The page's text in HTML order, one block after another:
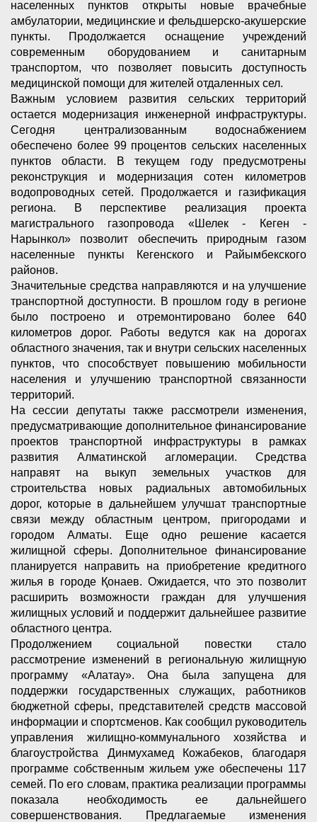
населенных пунктов открыты новые врачебные
амбулатории, медицинские и фельдшерско-акушерские
пункты. Продолжается оснащение учреждений
современным оборудованием и санитарным
транспортом, что позволяет повысить доступность
медицинской помощи для жителей отдаленных сел.
Важным условием развития сельских территорий
остается модернизация инженерной инфраструктуры.
Сегодня централизованным водоснабжением
обеспечено более 99 процентов сельских населенных
пунктов области. В текущем году предусмотрены
реконструкция и модернизация сотен километров
водопроводных сетей. Продолжается и газификация
региона. В перспективе реализация проекта
магистрального газопровода «Шелек - Кеген -
Нарынкол» позволит обеспечить природным газом
населенные пункты Кегенского и Райымбекского
районов.
Значительные средства направляются и на улучшение
транспортной доступности. В прошлом году в регионе
было построено и отремонтировано более 640
километров дорог. Работы ведутся как на дорогах
областного значения, так и внутри сельских населенных
пунктов, что способствует повышению мобильности
населения и улучшению транспортной связанности
территорий.
На сессии депутаты также рассмотрели изменения,
предусматривающие дополнительное финансирование
проектов транспортной инфраструктуры в рамках
развития Алматинской агломерации. Средства
направят на выкуп земельных участков для
строительства новых радиальных автомобильных
дорог, которые в дальнейшем улучшат транспортные
связи между областным центром, пригородами и
городом Алматы. Еще одно решение касается
жилищной сферы. Дополнительное финансирование
планируется направить на приобретение кредитного
жилья в городе Қонаев. Ожидается, что это позволит
расширить возможности граждан для улучшения
жилищных условий и поддержит дальнейшее развитие
областного центра.
Продолжением социальной повестки стало
рассмотрение изменений в региональную жилищную
программу «Алатау». Она была запущена для
поддержки государственных служащих, работников
бюджетной сферы, представителей средств массовой
информации и спортсменов. Как сообщил руководитель
управления жилищно-коммунального хозяйства и
благоустройства Динмухамед Кожабеков, благодаря
программе собственным жильем уже обеспечены 117
семей. По его словам, практика реализации программы
показала необходимость ее дальнейшего
совершенствования. Предлагаемые изменения